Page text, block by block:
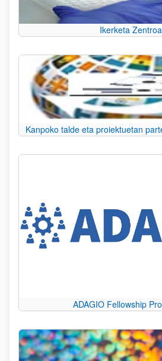
Ikerketa
Kanpoko talde eta proiektuetan
ADAGIO Fellowship